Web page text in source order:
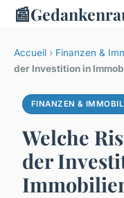
📰
Accueil › Finanzen &
der Investition in
FINANZEN &
Welche
der